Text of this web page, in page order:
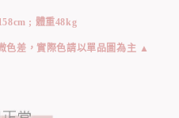
; 體重48kg
色差，實際色請以單品圖為主 ▲